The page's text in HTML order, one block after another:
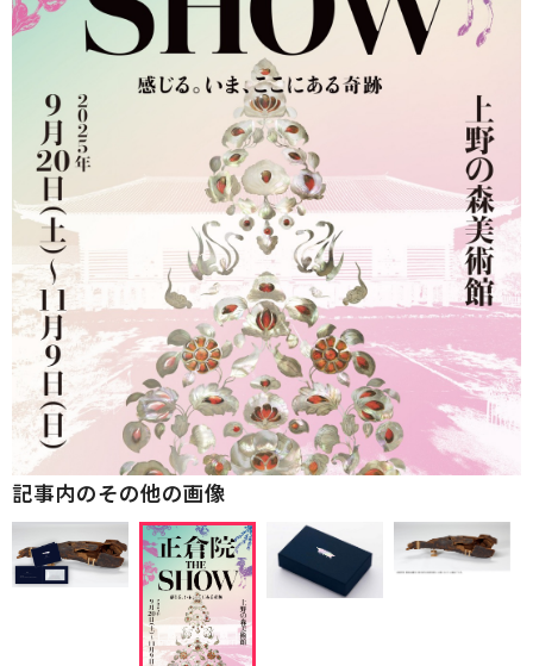
記事内のその他の画像